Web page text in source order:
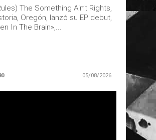
The Something Ain’t Rights,
Oregón, lanzó su EP debut,
In The Brain»,...
05/08/2026